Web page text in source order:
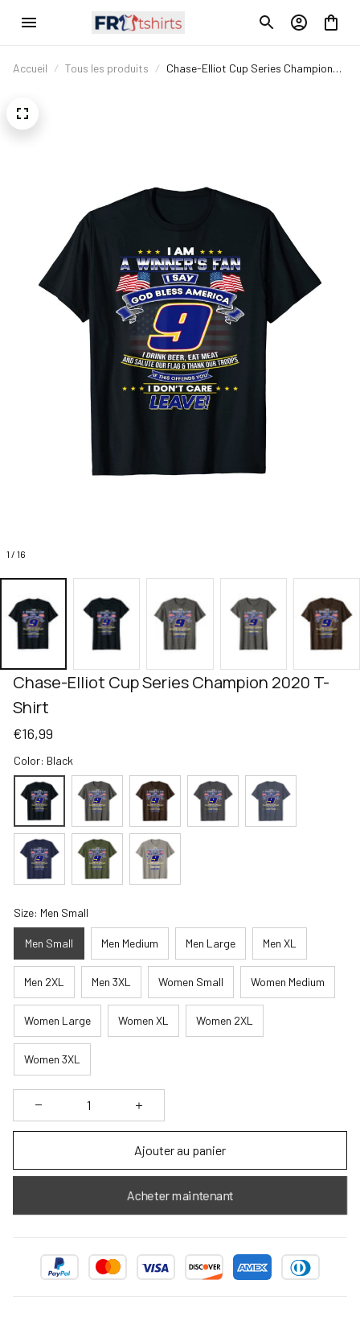
Accueil Tous les produits
Chase-Elliot Cup Series Champion
1 / 16
Chase-Elliot Cup Series Champion 2020 T-
Shirt
€16,99
Color: Black
Size: Men Small
Men Small Men Medium Men Large Men XL
Men 2XL Men 3XL Women Small Women Medium
Women Large Women XL Women 2XL
Women 3XL
Ajouter au panier
Acheter maintenant